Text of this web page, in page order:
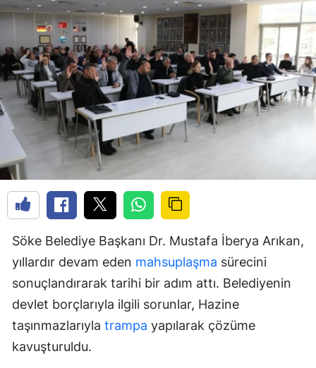
Söke Belediye Başkanı Dr. Mustafa İberya Arıkan,
yıllardır devam eden mahsuplaşma sürecini
sonuçlandırarak tarihi bir adım attı. Belediyenin
devlet borçlarıyla ilgili sorunlar, Hazine
taşınmazlarıyla trampa yapılarak çözüme
kavuşturuldu.